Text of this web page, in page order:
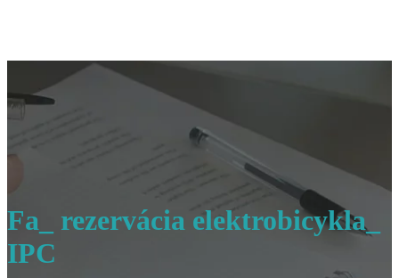
Fa_ rezervácia elektrobicykla_
IPC